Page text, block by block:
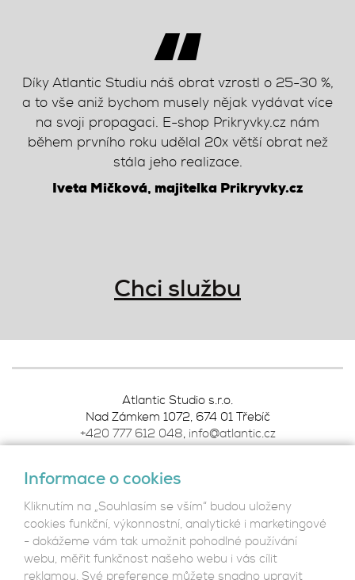
“
Díky Atlantic Studiu náš obrat vzrostl o 25-30 %,
a to vše aniž bychom musely nějak vydávat více
na svoji propagaci. E-shop Prikryvky.cz nám
během prvního roku udělal 20x větší obrat než
stála jeho realizace.
Iveta Mičková, majitelka Prikryvky.cz
Chci službu
Atlantic Studio s.r.o.
Nad Zámkem 1072, 674 01 Třebíč
+420 777 612 048, info@atlantic.cz
Podmínky ochrany osobních údajů
Reference
Informace o cookies
Kliknutím na „Souhlasím se vším“ budou uloženy
cookies funkční, výkonnostní, analytické i marketingové
- dokážeme vám tak umožnit pohodlné používání
webu, měřit funkčnost našeho webu i vás cílit
reklamou. Své preference můžete snadno upravit